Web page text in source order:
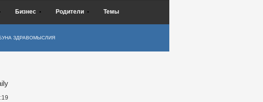
Бизнес Родители Темы
ЗДРАВОМЫСЛИЯ